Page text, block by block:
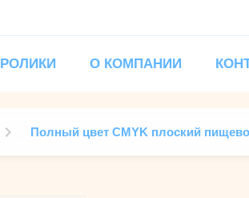
РОЛИКИ О КОМПАНИИ
Полный цвет CMYK плоский